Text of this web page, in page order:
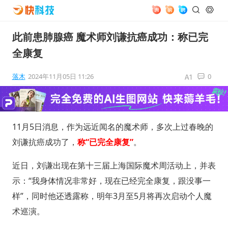
此前患肺腺癌 魔术师刘谦抗癌成功：称已完
全康复
落木 2024年11月05日 11:26 0
11月5日消息，作为远近闻名的魔术师，多次上过春晚的
刘谦抗癌成功了， 称“已完全康复”。
近日，刘谦出现在第十三届上海国际魔术周活动上，并表
示：“我身体情况非常好，现在已经完全康复，跟没事一
样”，同时他还透露称，明年3月至5月将再次启动个人魔
术巡演。